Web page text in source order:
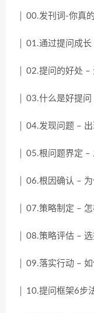
│ 00.发刊词-你真
│ 01.通过提问成
│ 02.提问的好处
│ 03.什么是好提
│ 04.发现问题 –
│ 05.根问题界定
│ 06.根因确认 –
│ 07.策略制定 –
│ 08.策略评估 –
│ 09.落实行动 –
│ 10.提问框架6步